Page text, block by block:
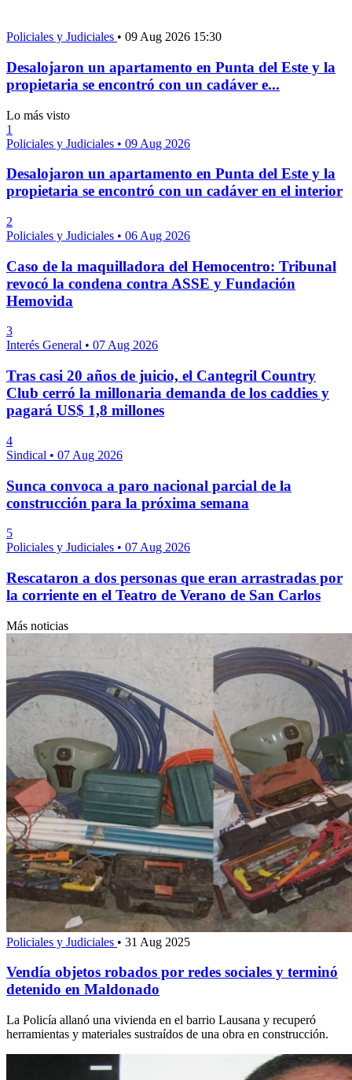
Policiales y Judiciales • 09 Aug 2026 15:30
Desalojaron un apartamento en Punta del Este y la
propietaria se encontró con un cadáver e...
Lo más visto
1
Policiales y Judiciales • 09 Aug 2026
Desalojaron un apartamento en Punta del Este y la
propietaria se encontró con un cadáver en el interior
2
Policiales y Judiciales • 06 Aug 2026
Caso de la maquilladora del Hemocentro: Tribunal
revocó la condena contra ASSE y Fundación
Hemovida
3
Interés General • 07 Aug 2026
Tras casi 20 años de juicio, el Cantegril Country
Club cerró la millonaria demanda de los caddies y
pagará US$ 1,8 millones
4
Sindical • 07 Aug 2026
Sunca convoca a paro nacional parcial de la
construcción para la próxima semana
5
Policiales y Judiciales • 07 Aug 2026
Rescataron a dos personas que eran arrastradas por
la corriente en el Teatro de Verano de San Carlos
Más noticias
Policiales y Judiciales • 31 Aug 2025
Vendía objetos robados por redes sociales y terminó
detenido en Maldonado
La Policía allanó una vivienda en el barrio Lausana y recuperó
herramientas y materiales sustraídos de una obra en construcción.